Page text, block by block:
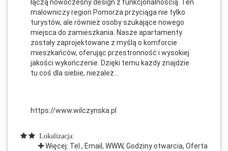
łączą nowoczesny design z funkcjonalnością. Ten
malowniczy region Pomorza przyciąga nie tylko
turystów, ale również osoby szukające nowego
miejsca do zamieszkania. Nasze apartamenty
zostały zaprojektowane z myślą o komforcie
mieszkańców, oferując przestronność i wysokiej
jakości wykończenie. Dzięki temu każdy znajdzie
tu coś dla siebie, niezależ...
https://www.wilczynska.pl
Lokalizacja:
Więcej: Tel., Email, WWW, Godziny otwarcia, Oferta